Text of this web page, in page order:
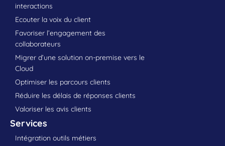
interactions
Ecouter la voix du client
Favoriser l’engagement des
collaborateurs
Migrer d’une solution on-premise vers le
Cloud
Optimiser les parcours clients
Réduire les délais de réponses clients
Valoriser les avis clients
Services
Intégration outils métiers